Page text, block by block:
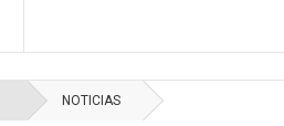
NOTICIAS